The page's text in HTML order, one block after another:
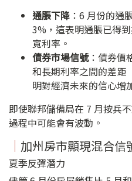
通脹下降 ：6 月份的通
3%，這表明通脹已得
寬利率。
債券市場信號：債券價
和長期利率之間的差距
明對經濟未來的信心增
即使聯邦儲備局在 7 月按兵
過程中可能會有波動。
｜ 加州房市顯現混合信
夏季反彈潛力